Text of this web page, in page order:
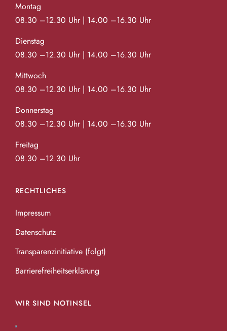
Montag
08.30 –12.30 Uhr | 14.00 –16.30 Uhr
Dienstag
08.30 –12.30 Uhr | 14.00 –16.30 Uhr
Mittwoch
08.30 –12.30 Uhr | 14.00 –16.30 Uhr
Donnerstag
08.30 –12.30 Uhr | 14.00 –16.30 Uhr
Freitag
08.30 –12.30 Uhr
RECHTLICHES
Impressum
Datenschutz
Transparenzinitiative (folgt)
Barrierefreiheitserklärung
WIR SIND NOTINSEL